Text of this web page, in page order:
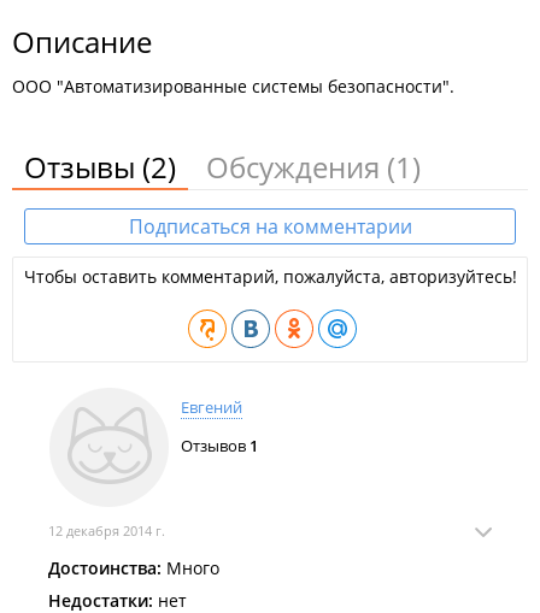
Описание
ООО "Автоматизированные системы безопасности".
Отзывы (2) Обсуждения (1)
Подписаться на комментарии
Чтобы оставить комментарий, пожалуйста, авторизуйтесь!
Евгений
Отзывов 1
12 декабря 2014 г.
Достоинства: Много
Недостатки: нет